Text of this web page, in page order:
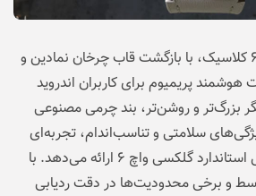
سامسونگ گلکسی واچ ۶ کلاسیک، با بازگشت قاب چرخان نمادین و
پریمیوم برای کاربران اندروید
بزرگ‌تر و روشن‌تر، بند چرمی مصنوعی
سلامتی و تناسب‌اندام، تجربه‌ای
بهبودیافته نسبت به مدل استاندارد گلکسی واچ ۶ ارائه می‌دهد. با
و برخی محدودیت‌ها در دقت ردیابی